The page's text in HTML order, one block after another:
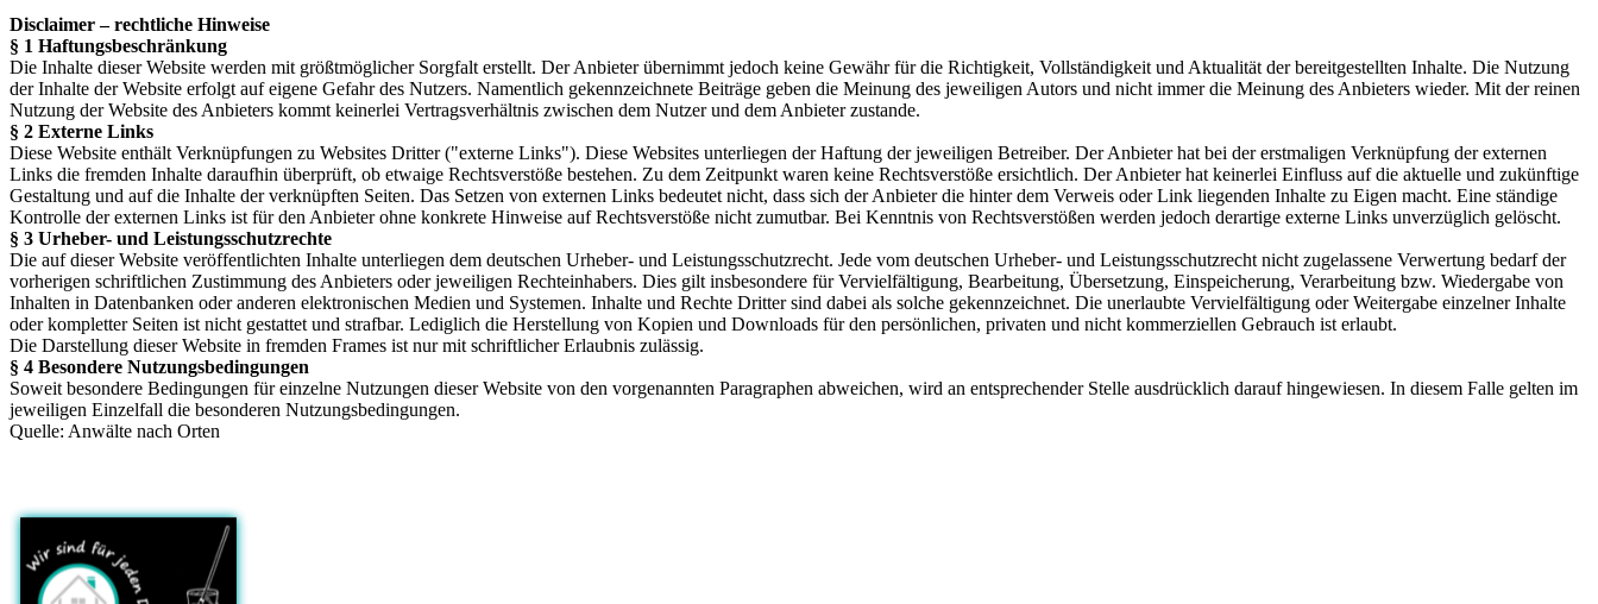
Disclaimer – rechtliche Hinweise
§ 1 Haftungsbeschränkung
Die Inhalte dieser Website werden mit größtmöglicher Sorgfalt erstellt. Der Anbieter übernimmt jedoch keine Gewähr für die Richtigkeit, Vollständigkeit und Aktualität der bereitgestellten Inhalte. Die Nutzung
der Inhalte der Website erfolgt auf eigene Gefahr des Nutzers. Namentlich gekennzeichnete Beiträge geben die Meinung des jeweiligen Autors und nicht immer die Meinung des Anbieters wieder. Mit der reinen
Nutzung der Website des Anbieters kommt keinerlei Vertragsverhältnis zwischen dem Nutzer und dem Anbieter zustande.
§ 2 Externe Links
Diese Website enthält Verknüpfungen zu Websites Dritter ("externe Links"). Diese Websites unterliegen der Haftung der jeweiligen Betreiber. Der Anbieter hat bei der erstmaligen Verknüpfung der externen
Links die fremden Inhalte daraufhin überprüft, ob etwaige Rechtsverstöße bestehen. Zu dem Zeitpunkt waren keine Rechtsverstöße ersichtlich. Der Anbieter hat keinerlei Einfluss auf die aktuelle und zukünftige
Gestaltung und auf die Inhalte der verknüpften Seiten. Das Setzen von externen Links bedeutet nicht, dass sich der Anbieter die hinter dem Verweis oder Link liegenden Inhalte zu Eigen macht. Eine ständige
Kontrolle der externen Links ist für den Anbieter ohne konkrete Hinweise auf Rechtsverstöße nicht zumutbar. Bei Kenntnis von Rechtsverstößen werden jedoch derartige externe Links unverzüglich gelöscht.
§ 3 Urheber- und Leistungsschutzrechte
Die auf dieser Website veröffentlichten Inhalte unterliegen dem deutschen Urheber- und Leistungsschutzrecht. Jede vom deutschen Urheber- und Leistungsschutzrecht nicht zugelassene Verwertung bedarf der
vorherigen schriftlichen Zustimmung des Anbieters oder jeweiligen Rechteinhabers. Dies gilt insbesondere für Vervielfältigung, Bearbeitung, Übersetzung, Einspeicherung, Verarbeitung bzw. Wiedergabe von
Inhalten in Datenbanken oder anderen elektronischen Medien und Systemen. Inhalte und Rechte Dritter sind dabei als solche gekennzeichnet. Die unerlaubte Vervielfältigung oder Weitergabe einzelner Inhalte
oder kompletter Seiten ist nicht gestattet und strafbar. Lediglich die Herstellung von Kopien und Downloads für den persönlichen, privaten und nicht kommerziellen Gebrauch ist erlaubt.
Die Darstellung dieser Website in fremden Frames ist nur mit schriftlicher Erlaubnis zulässig.
§ 4 Besondere Nutzungsbedingungen
Soweit besondere Bedingungen für einzelne Nutzungen dieser Website von den vorgenannten Paragraphen abweichen, wird an entsprechender Stelle ausdrücklich darauf hingewiesen. In diesem Falle gelten im
jeweiligen Einzelfall die besonderen Nutzungsbedingungen.
Quelle: Anwälte nach Orten